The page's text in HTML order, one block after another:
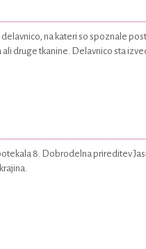
na kateri so spoznale
druge tkanine. Delavnico sta
8. Dobrodelna prireditev